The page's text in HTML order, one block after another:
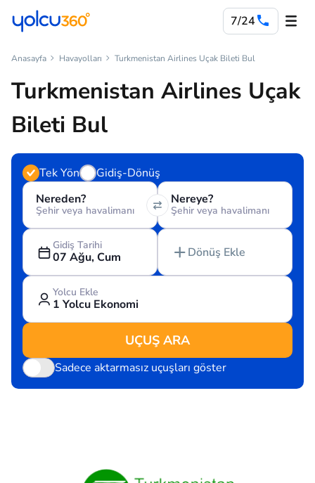
7/24
Anasayfa Havayolları Turkmenistan Airlines Uçak Bileti Bul
Turkmenistan Airlines Uçak
Bileti Bul
Tek Yön
Gidiş-Dönüş
Nereden?
Şehir veya havalimanı
Nereye?
Şehir veya havalimanı
Gidiş Tarihi
07 Ağu, Cum Dönüş Ekle
Yolcu Ekle
1 Yolcu Ekonomi
UÇUŞ ARA
Sadece aktarmasız uçuşları göster